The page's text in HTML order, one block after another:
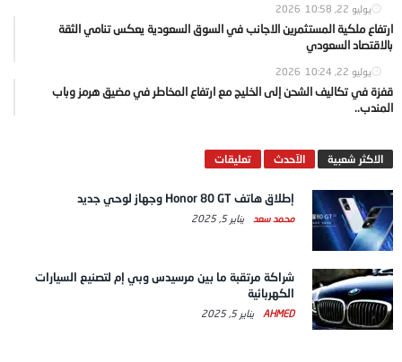
يوليو 22, 2026 10:58
ارتفاع ملكية المستثمرين الاجانب في السوق السعودية يعكس تنامي الثقة
بالاقتصاد السعودي
يوليو 22, 2026 10:24
قفزة في تكاليف الشحن إلى الخليج مع ارتفاع المخاطر في مضيق هرمز وباب
المندب..
الاكثر شعبية الآحدث تعليقات
إطلاق هاتف Honor 80 GT وجهاز لوحي جديد
محمد سعد يناير 5, 2025
شراكة مرتقبة ما بين مرسيدس وبي إم لتصنيع السيارات
الكهربائية
AHMED يناير 5, 2025